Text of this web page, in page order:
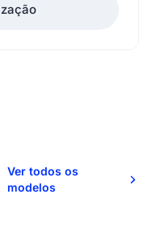
Ver todos os
modelos